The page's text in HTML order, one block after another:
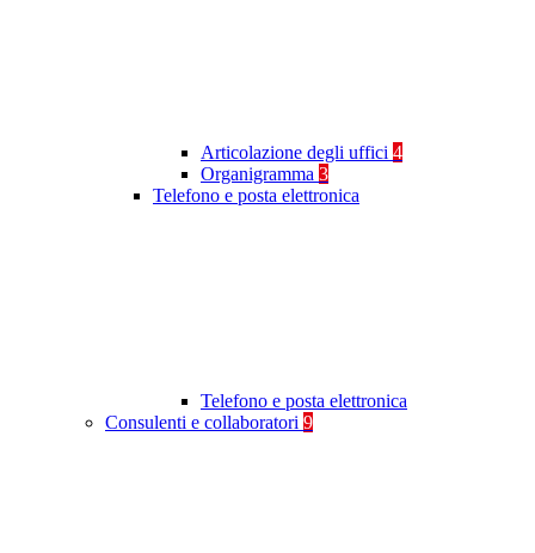
Articolazione degli uffici 4
Organigramma 3
Telefono e posta elettronica
Telefono e posta elettronica
Consulenti e collaboratori 9